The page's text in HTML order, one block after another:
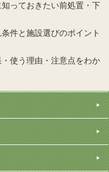
っておきたい前処置・下
件と施設選びのポイント
使う理由・注意点をわか